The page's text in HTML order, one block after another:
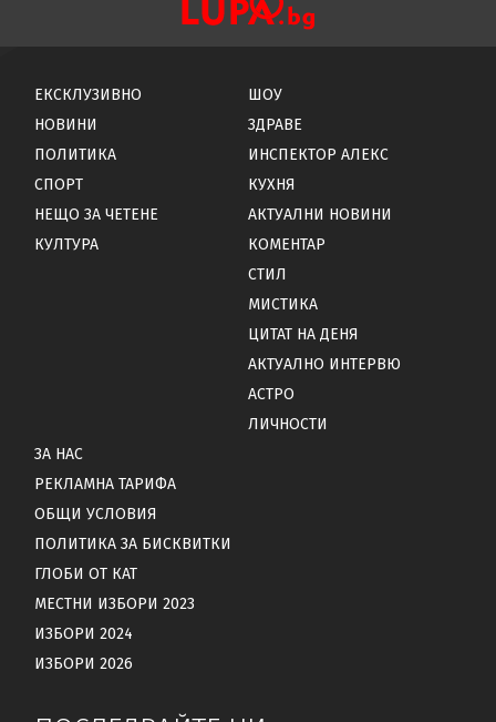
ЕКСКЛУЗИВНО
НОВИНИ
ПОЛИТИКА
СПОРТ
НЕЩО ЗА ЧЕТЕНЕ
КУЛТУРА
ШОУ
ЗДРАВЕ
ИНСПЕКТОР АЛЕКС
КУХНЯ
АКТУАЛНИ НОВИНИ
КОМЕНТАР
СТИЛ
МИСТИКА
ЦИТАТ НА ДЕНЯ
АКТУАЛНО ИНТЕРВЮ
АСТРО
ЛИЧНОСТИ
ЗА НАС
РЕКЛАМНА ТАРИФА
ОБЩИ УСЛОВИЯ
ПОЛИТИКА ЗА БИСКВИТКИ
ГЛОБИ ОТ КАТ
МЕСТНИ ИЗБОРИ 2023
ИЗБОРИ 2024
ИЗБОРИ 2026